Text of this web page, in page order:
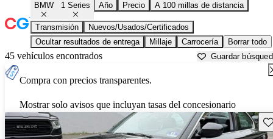
BMW 1 Series Año Precio A 100 millas de distancia
Transmisión
Nuevos/Usados/Certificados
Ocultar resultados de entrega
Millaje Carrocería Borrar todo
45 vehículos encontrados Guardar
Compra con precios transparentes.
Mostrar solo avisos que incluyan tasas del concesionario